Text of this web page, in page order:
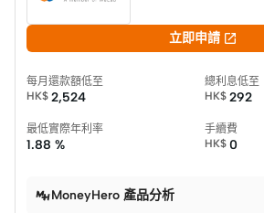
立即申請 
每月還款額低至
HK$ 2,524
總利息低至
HK$ 292
最低實際年利率
1.88 %
手續費
HK$ 0
MoneyHero 產品分析